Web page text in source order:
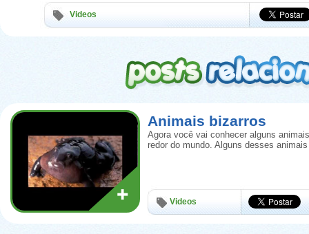
Videos
Animais bizarros
Agora você vai conhecer alguns
redor do mundo. Alguns desses
Videos